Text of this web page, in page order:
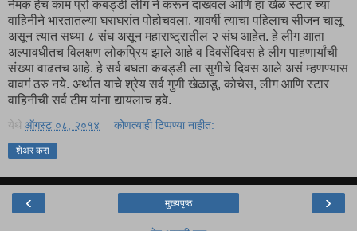
नेमकं हेच काम प्रो कबड्डी लीग ने करून दाखवलं आणि हा खेळ स्टार च्या
वाहिनीने भारतातल्या घराघरांत पोहोचवला. यावर्षी त्याचा पहिलाच सीजन चालू
असून त्यात सध्या ८ संघ असून महाराष्ट्रातील २ संघ आहेत. हे लीग आता
अल्पावधीतच विलक्षण लोकप्रिय झाले आहे व दिवसेंदिवस हे लीग पाहणार्यांची
संख्या वाढतच आहे. हे सर्व बघता कबड्डी ला सुगीचे दिवस आले असं म्हणण्यास
वावगं ठरु नये. अर्थात याचे श्रेय सर्व गुणी खेळाडू, कोचेस, लीग आणि स्टार
वाहिनीची सर्व टीम यांना द्यायलाच हवे.
येथे ऑगस्ट ०८, २०१४ कोणत्याही टिप्पण्‍या नाहीत:
शेअर करा
‹ ›
मुख्यपृष्ठ